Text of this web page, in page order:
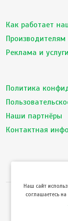
Как работает
Производителям
Реклама и услуги
Политика
Наши партнёры
Контактная
Использование
Hаш сайт
соглашаетесь